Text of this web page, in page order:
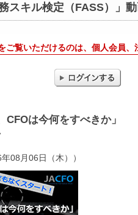
スキル検定（FASS）」
ご覧いただけるのは、個人会員
CFOは今何をすべきか」
08月06日（木））